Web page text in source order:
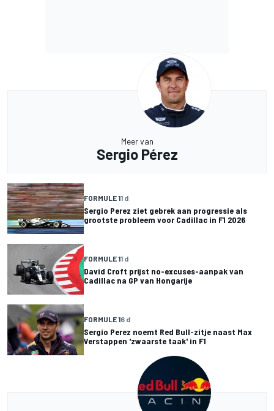
Meer van
Sergio Pérez
FORMULE 11 d
Sergio Perez ziet gebrek aan progressie als
grootste probleem voor Cadillac in F1 2026
FORMULE 11 d
David Croft prijst no-excuses-aanpak van
Cadillac na GP van Hongarije
FORMULE 16 d
Sergio Perez noemt Red Bull-zitje naast Max
Verstappen 'zwaarste taak' in F1